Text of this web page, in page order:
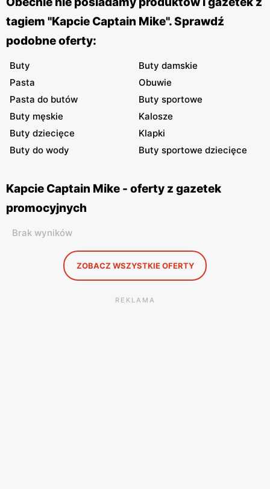
tagiem "Kapcie Captain Mike". Sprawdź
podobne oferty:
Buty
Buty damskie
Pasta
Obuwie
Pasta do butów
Buty sportowe
Buty męskie
Kalosze
Buty dziecięce
Klapki
Buty do wody
Buty sportowe dziecięce
Kapcie Captain Mike - oferty z gazetek
promocyjnych
Brak wyników
ZOBACZ WSZYSTKIE OFERTY
REKLAMA